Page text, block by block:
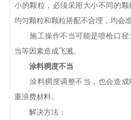
小的颗粒，必须采用大小不同的
均匀颗粒和颗粒搭配不合理，均会
施工操作不当可能是喷枪口径
当等因素造成飞溅。
涂料稠度不当
涂料稠度调整不当，也会造成
重浪费材料。
解决方法：